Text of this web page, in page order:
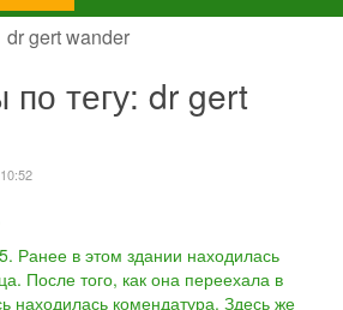
dr gert wander
тегу: dr gert